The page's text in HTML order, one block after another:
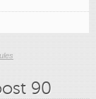
90